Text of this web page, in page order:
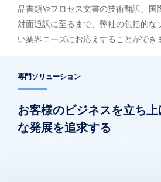
品書類やプロセス文書の技術翻訳、国
対面通訳に至るまで、弊社の包括的な
い業界ニーズにお応えすることができ
専門ソリューション
お客様のビジネスを立ち
な発展を追求する